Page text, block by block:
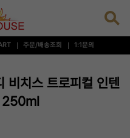
주문/배송조회 1:1문의
비치스 트로피컬 인텐
250ml